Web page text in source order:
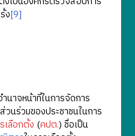
ง[9]
นาจหน้าที่ในการจัดการ
นร่วมของประชาชนในการ
เลือกตั้ง (คปต.) ชื่อเป็น